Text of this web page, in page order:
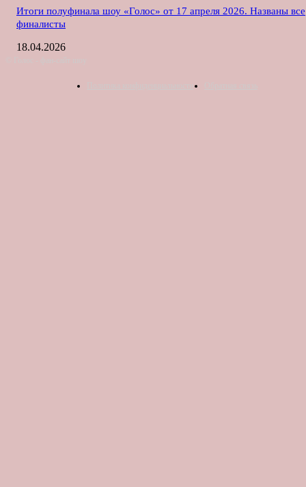
Итоги полуфинала шоу «Голос» от 17 апреля 2026. Названы все
финалисты
18.04.2026